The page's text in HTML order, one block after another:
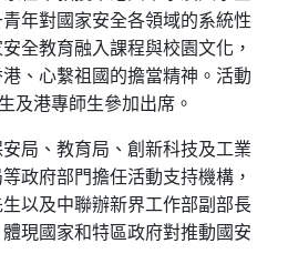
年對國家安全各領域的系統性
全教育融入課程與校園文化，
、心繫祖國的擔當精神。活動
及港專師生參加出席。
局、教育局、創新科技及工業
政府部門擔任活動支持機構，
以及中聯辦新界工作部副部長
現國家和特區政府對推動國安